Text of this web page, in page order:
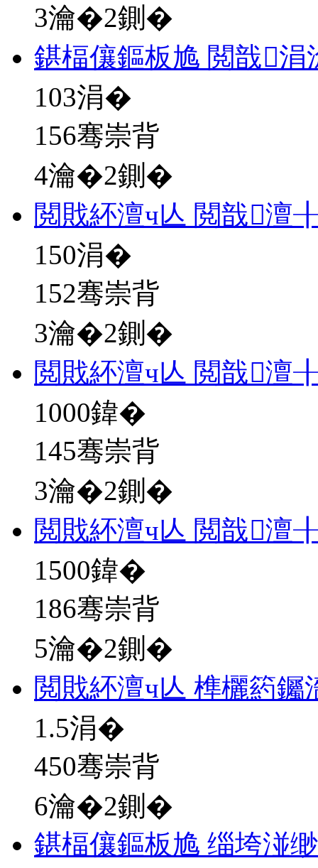
3瀹�2鍘�
鍖楅儴鏂板尯 閲戠
103涓�
156骞崇背
4瀹�2鍘�
閲戝紑澶ч亾 閲戠澶
150涓�
152骞崇背
3瀹�2鍘�
閲戝紑澶ч亾 閲戠澶
1000鍏�
145骞崇背
3瀹�2鍘�
閲戝紑澶ч亾 閲戠澶
1500鍏�
186骞崇背
5瀹�2鍘�
閲戝紑澶ч亾 榫欐箹
1.5涓�
450骞崇背
6瀹�2鍘�
鍖楅儴鏂板尯 缁垮湴